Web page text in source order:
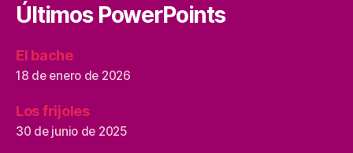
Últimos PowerPoints
El bache
18 de enero de 2026
Los frijoles
30 de junio de 2025